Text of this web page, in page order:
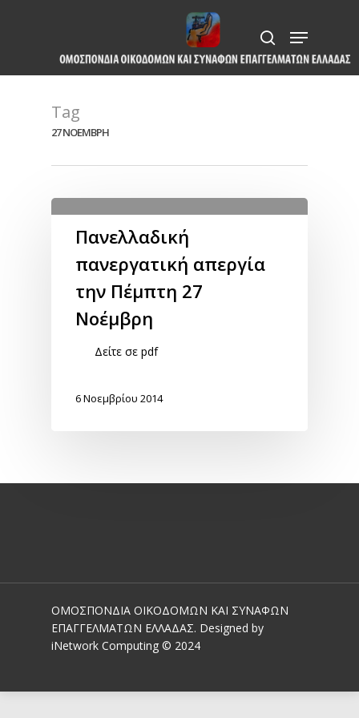
content
search
Menu
Tag
27 ΝΟΕΜΒΡΗ
Πανελλαδική
πανεργατική απεργία
την Πέμπτη 27
Νοέμβρη
Δείτε σε pdf
6 Νοεμβρίου 2014
ΟΜΟΣΠΟΝΔΙΑ ΟΙΚΟΔΟΜΩΝ ΚΑΙ ΣΥΝΑΦΩΝ
ΕΠΑΓΓΕΛΜΑΤΩΝ ΕΛΛΑΔΑΣ. Designed by
iNetwork Computing © 2024